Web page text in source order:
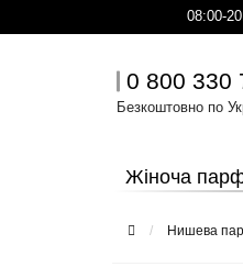
08:00-
0 800 330
Безкоштовно по
Жіноча
Нишева